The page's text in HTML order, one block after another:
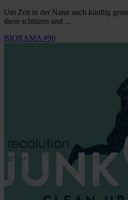
Um Zeit in der Natur auch künftig
diese schützen und ...
BIORAMA #90